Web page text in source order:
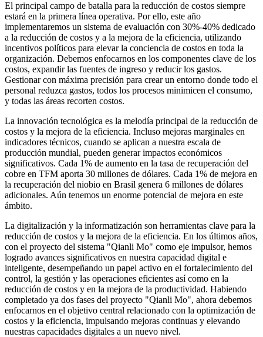
El principal campo de batalla para la reducción de costos siempre
estará en la primera línea operativa. Por ello, este año
implementaremos un sistema de evaluación con 30%-40% dedicado
a la reducción de costos y a la mejora de la eficiencia, utilizando
incentivos políticos para elevar la conciencia de costos en toda la
organización. Debemos enfocarnos en los componentes clave de los
costos, expandir las fuentes de ingreso y reducir los gastos.
Gestionar con máxima precisión para crear un entorno donde todo el
personal reduzca gastos, todos los procesos minimicen el consumo,
y todas las áreas recorten costos.
La innovación tecnológica es la melodía principal de la reducción de
costos y la mejora de la eficiencia. Incluso mejoras marginales en
indicadores técnicos, cuando se aplican a nuestra escala de
producción mundial, pueden generar impactos económicos
significativos. Cada 1% de aumento en la tasa de recuperación del
cobre en TFM aporta 30 millones de dólares. Cada 1% de mejora en
la recuperación del niobio en Brasil genera 6 millones de dólares
adicionales. Aún tenemos un enorme potencial de mejora en este
ámbito.
La digitalización y la informatización son herramientas clave para la
reducción de costos y la mejora de la eficiencia. En los últimos años,
con el proyecto del sistema "Qianli Mo" como eje impulsor, hemos
logrado avances significativos en nuestra capacidad digital e
inteligente, desempeñando un papel activo en el fortalecimiento del
control, la gestión y las operaciones eficientes así como en la
reducción de costos y en la mejora de la productividad. Habiendo
completado ya dos fases del proyecto "Qianli Mo", ahora debemos
enfocarnos en el objetivo central relacionado con la optimización de
costos y la eficiencia, impulsando mejoras continuas y elevando
nuestras capacidades digitales a un nuevo nivel.